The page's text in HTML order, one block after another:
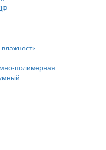
полимерная